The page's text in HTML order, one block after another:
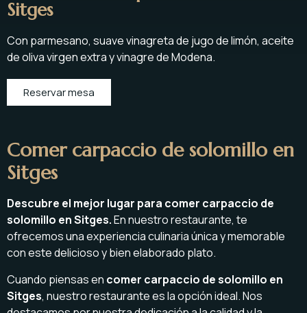
Sitges
Con parmesano, suave vinagreta de jugo de limón, aceite
de oliva virgen extra y vinagre de Modena.
Reservar mesa
Comer carpaccio de solomillo en
Sitges
Descubre el mejor lugar para comer carpaccio de
solomillo en Sitges.En nuestro restaurante, te
ofrecemos una experiencia culinaria única y memorable
con este delicioso y bien elaborado plato.
Cuando piensas en comer carpaccio de solomillo en
Sitges, nuestro restaurante es la opción ideal. Nos